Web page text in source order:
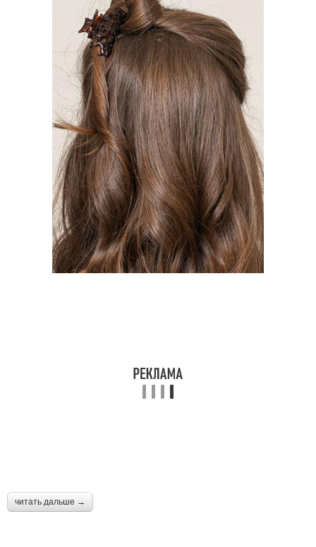
читать дальше →